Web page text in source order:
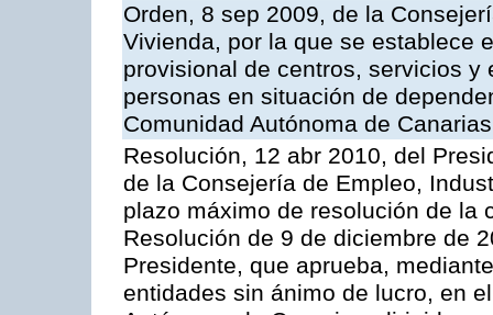
Orden, 8 sep 2009, de la
Vivienda, por la que se establece
provisional de centros, servicios
personas en situación de
Comunidad Autónoma de Canarias
Resolución, 12 abr 2010, del
de la Consejería de Empleo,
plazo máximo de resolución de la
Resolución de 9 de diciembre de
Presidente, que aprueba,
entidades sin ánimo de lucro, en